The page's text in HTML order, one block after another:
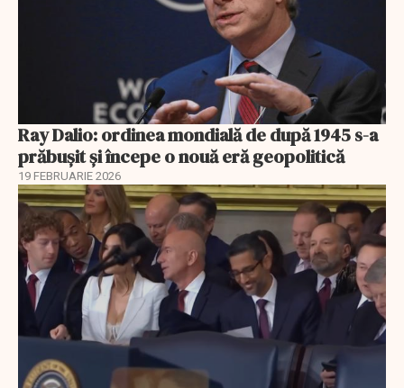
Ray Dalio: ordinea mondială de după 1945 s-a
prăbușit și începe o nouă eră geopolitică
19 FEBRUARIE 2026